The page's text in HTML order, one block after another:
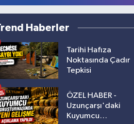
10
lira
Haberler
Tarihi Hafıza
Noktasında Çadır
Tepkisi
ÖZEL HABER -
Uzunçarşı'daki
Kuyumcu